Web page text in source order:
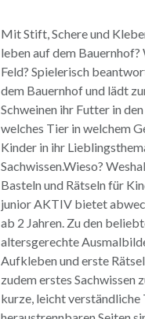
Mit Stift, Schere und
leben auf dem
Feld? Spielerisch
dem Bauernhof und lädt
Schweinen ihr Futter in
welches Tier in welchem
Kinder in ihr
Sachwissen.Wieso?
Basteln und Rätseln für
junior AKTIV bietet
ab 2 Jahren. Zu den
altersgerechte
Aufkleben und erste
zudem erstes Sachwissen
kurze, leicht verständliche